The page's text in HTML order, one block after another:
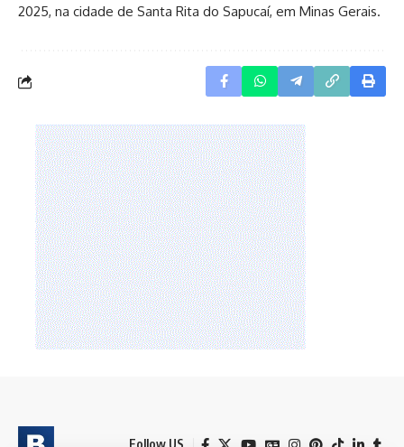
2025, na cidade de Santa Rita do Sapucaí, em Minas Gerais.
Follow US